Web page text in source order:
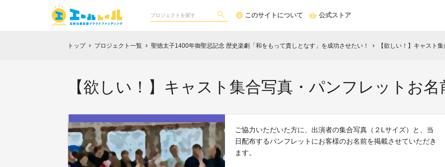
このサイトについて 公式ストア
トップ chevron_right プロジェクト一覧 chevron_right 聖徳太子1400年御聖忌記念 歴史楽劇「和をもって貴しとなす」を成功させたい！ chevron_right 【欲しい！】キャスト
【欲しい！】キャスト集合写真・パンフレットお
ご協力いただいた方に、出演者の集合写真（２Lサイズ）と、当
日配布するパンフレットにお客様のお名前を掲載させていただき
ます。